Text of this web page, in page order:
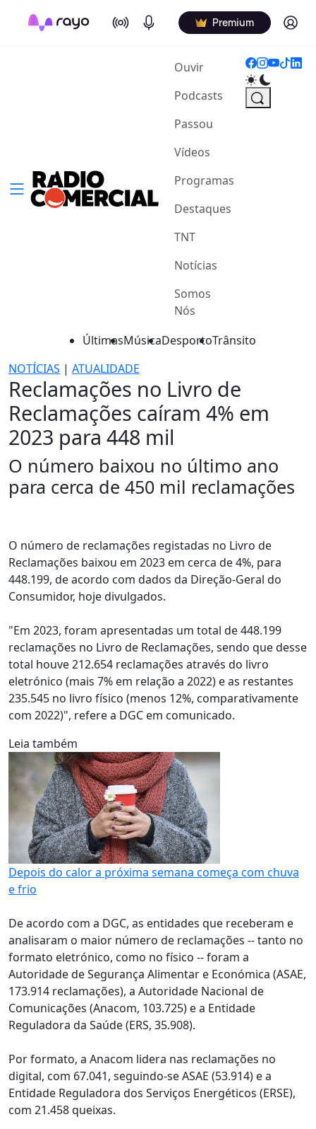
On Air Podcasts Premium Log in
Ouvir(current)
Podcasts
Passou
Vídeos
Programas
Destaques
TNT
Notícias
Somos
Nós
ÚltimasMúsicaDesportoTrânsito
NOTÍCIAS | ATUALIDADE
Reclamações no Livro de
Reclamações caíram 4% em
2023 para 448 mil
O número baixou no último ano
para cerca de 450 mil reclamações
O número de reclamações registadas no Livro de
Reclamações baixou em 2023 em cerca de 4%, para
448.199, de acordo com dados da Direção-Geral do
Consumidor, hoje divulgados.
"Em 2023, foram apresentadas um total de 448.199
reclamações no Livro de Reclamações, sendo que desse
total houve 212.654 reclamações através do livro
eletrónico (mais 7% em relação a 2022) e as restantes
235.545 no livro físico (menos 12%, comparativamente
com 2022)", refere a DGC em comunicado.
Leia também
Depois do calor a próxima semana começa com chuva
e frio
De acordo com a DGC, as entidades que receberam e
analisaram o maior número de reclamações -- tanto no
formato eletrónico, como no físico -- foram a
Autoridade de Segurança Alimentar e Económica (ASAE,
173.914 reclamações), a Autoridade Nacional de
Comunicações (Anacom, 103.725) e a Entidade
Reguladora da Saúde (ERS, 35.908).
Por formato, a Anacom lidera nas reclamações no
digital, com 67.041, seguindo-se ASAE (53.914) e a
Entidade Reguladora dos Serviços Energéticos (ERSE),
com 21.458 queixas.